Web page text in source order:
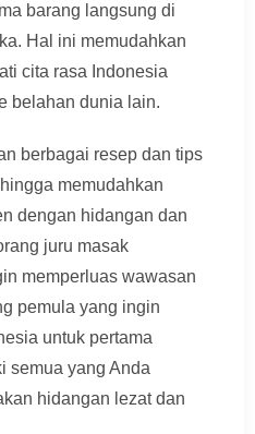
barang langsung di
Hal ini memudahkan
cita rasa Indonesia
belahan dunia lain.
berbagai resep dan tips
memudahkan
dengan hidangan dan
juru masak
memperluas wawasan
pemula yang ingin
untuk pertama
semua yang Anda
hidangan lezat dan